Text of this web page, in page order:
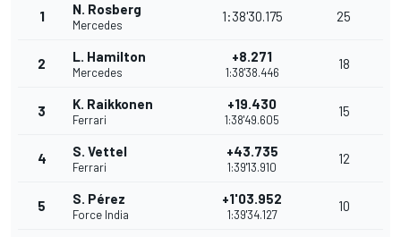
1 N. Rosberg
Mercedes
1:38'30.175 25
2 L. Hamilton
Mercedes
+8.271
1:38'38.446
18
3 K. Raikkonen
Ferrari
+19.430
1:38'49.605
15
4 S. Vettel
Ferrari
+43.735
1:39'13.910
12
5 S. Pérez
Force India
+1'03.952
1:39'34.127
10